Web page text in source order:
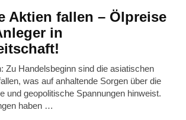
Aktien fallen – Ölpreise
in
Zu Handelsbeginn sind die asiatischen
was auf anhaltende Sorgen über die
und geopolitische Spannungen hinweist.
haben …